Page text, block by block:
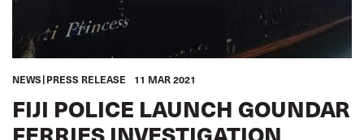
NEWS PRESS RELEASE 11 MAR 2021
FIJI POLICE LAUNCH GOUNDAR